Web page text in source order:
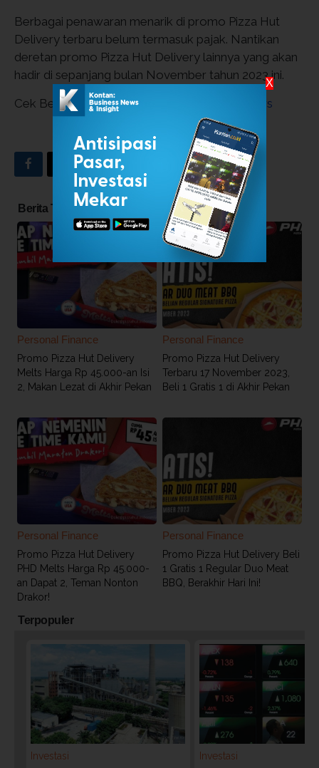
Berbagai penawaran menarik di promo Pizza Hut
Delivery terbaru belum termasuk pajak. Nantikan
deretan promo Pizza Hut Delivery lainnya yang akan
hadir di sepanjang bulan November tahun 2023 ini.
Cek Berita dan Artikel yang lain di
Google News
INDEKS BERITA
Berita Terkait
Personal Finance
Promo Pizza Hut Delivery
Melts Harga Rp 45.000-an Isi
2, Makan Lezat di Akhir Pekan
Personal Finance
Promo Pizza Hut Delivery
Terbaru 17 November 2023,
Beli 1 Gratis 1 di Akhir Pekan
Personal Finance
Promo Pizza Hut Delivery
PHD Melts Harga Rp 45.000-
an Dapat 2, Teman Nonton
Drakor!
Personal Finance
Promo Pizza Hut Delivery Beli
1 Gratis 1 Regular Duo Meat
BBQ, Berakhir Hari Ini!
Terpopuler
Investasi
Investasi
X